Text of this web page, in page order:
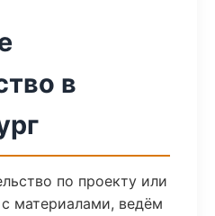
в
по проекту или
материалами, ведём